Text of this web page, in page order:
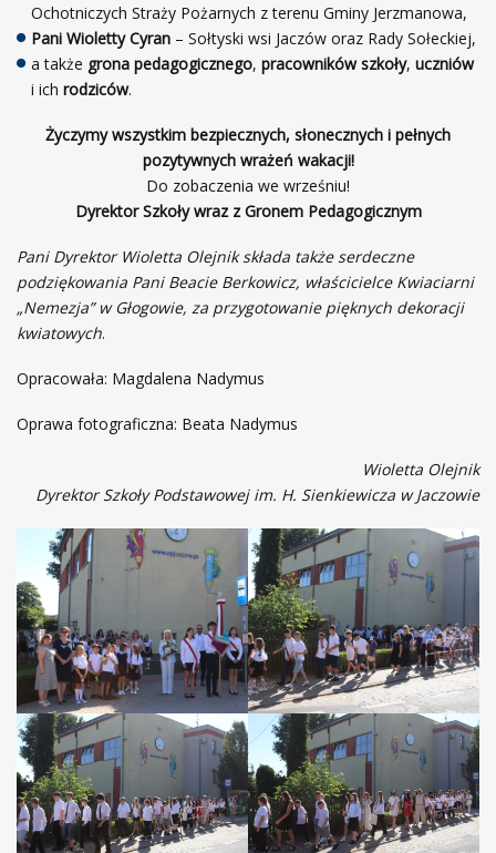
Ochotniczych Straży Pożarnych z terenu Gminy Jerzmanowa,
Pani Wioletty Cyran – Sołtyski wsi Jaczów oraz Rady Sołeckiej,
a także grona pedagogicznego, pracowników szkoły, uczniów
i ich rodziców.
Życzymy wszystkim bezpiecznych, słonecznych i pełnych
pozytywnych wrażeń wakacji!
Do zobaczenia we wrześniu!
Dyrektor Szkoły wraz z Gronem Pedagogicznym
Pani Dyrektor Wioletta Olejnik składa także serdeczne
podziękowania Pani Beacie Berkowicz, właścicielce Kwiaciarni
„Nemezja” w Głogowie, za przygotowanie pięknych dekoracji
kwiatowych.
Opracowała: Magdalena Nadymus
Oprawa fotograficzna: Beata Nadymus
Wioletta Olejnik
Dyrektor Szkoły Podstawowej im. H. Sienkiewicza w Jaczowie